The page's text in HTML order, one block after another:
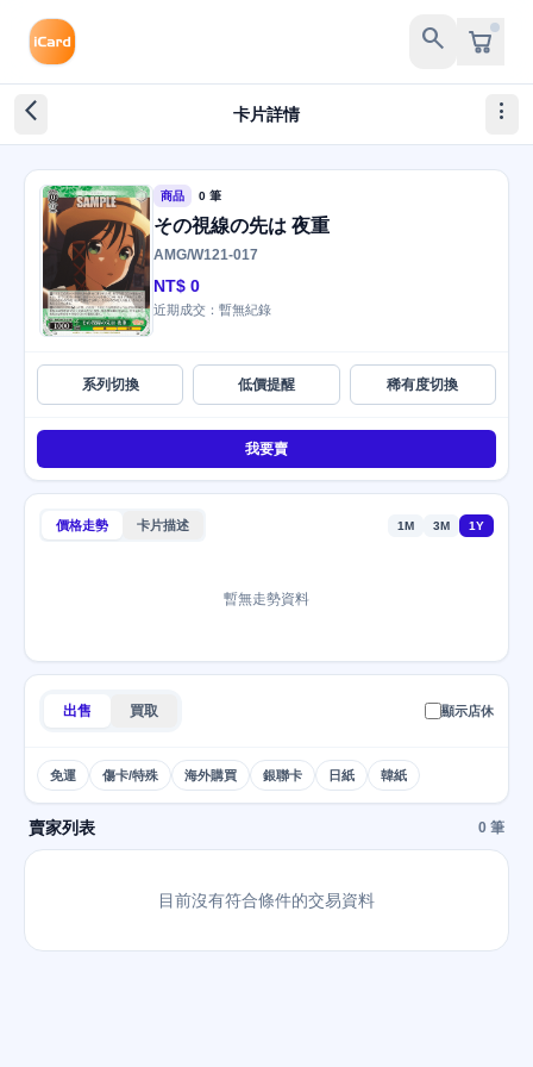
search
arrow_back_ios_new 卡片詳情 more_vert
商品 0 筆
その視線の先は 夜重
AMG/W121-017
NT$ 0
近期成交：暫無紀錄
系列切換 低價提醒 稀有度切換
我要賣
價格走勢 卡片描述 1M 3M 1Y
暫無走勢資料
出售 買取 顯示店休
免運 傷卡/特殊 海外購買 銀聯卡 日紙 韓紙
賣家列表 0 筆
目前沒有符合條件的交易資料